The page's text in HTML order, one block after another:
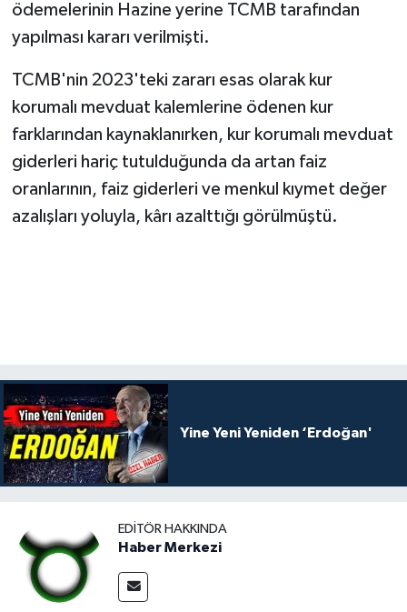
ödemelerinin Hazine yerine TCMB tarafından
yapılması kararı verilmişti.
TCMB'nin 2023'teki zararı esas olarak kur
korumalı mevduat kalemlerine ödenen kur
farklarından kaynaklanırken, kur korumalı mevduat
giderleri hariç tutulduğunda da artan faiz
oranlarının, faiz giderleri ve menkul kıymet değer
azalışları yoluyla, kârı azalttığı görülmüştü.
Yine Yeni Yeniden ‘Erdoğan'
EDITÖR HAKKINDA
Haber Merkezi